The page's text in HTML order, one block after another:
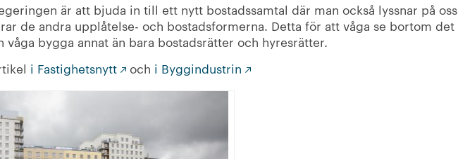
är att bjuda in till ett nytt bostadssamtal där man också lyssnar på oss
de andra upplåtelse- och bostadsformerna. Detta för att våga se bortom det
bygga annat än bara bostadsrätter och hyresrätter.
i Fastighetsnytt och i Byggindustrin